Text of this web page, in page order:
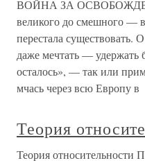
ВОЙНА ЗА
великого до смешного —
перестала существовать.
даже мечтать — удержать
осталось», — так или
мчась через всю Европу в
Теория
Теория относительности